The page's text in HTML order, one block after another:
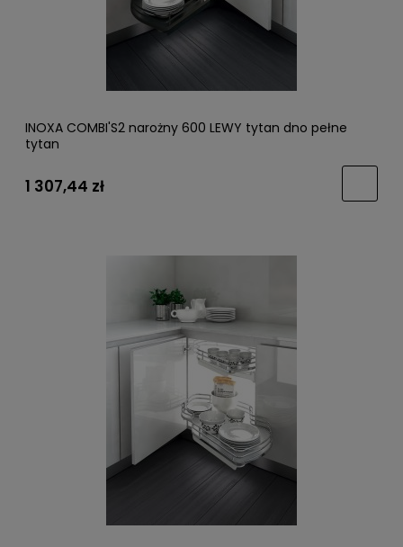
INOXA COMBI'S2 narożny 600 LEWY tytan dno pełne
tytan
1 307,44 zł